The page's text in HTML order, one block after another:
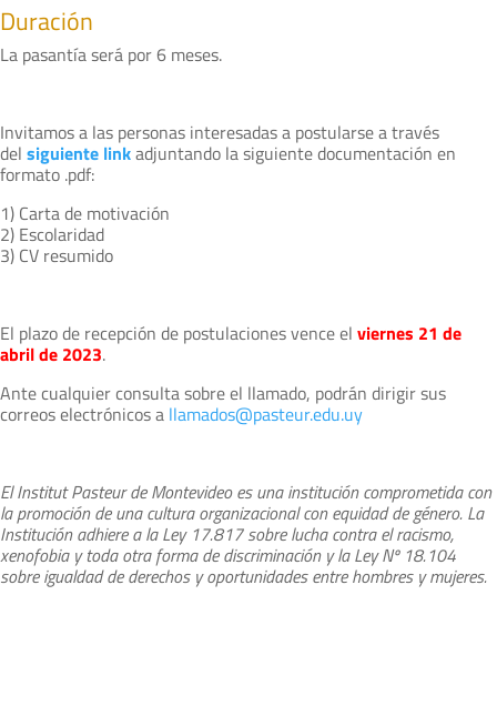
Duración
La pasantía será por 6 meses.
Invitamos a las personas interesadas a postularse a través
del siguiente linkadjuntando la siguiente documentación en
formato .pdf:
1) Carta de motivación
2) Escolaridad
3) CV resumido
El plazo de recepción de postulaciones vence el viernes 21 de
abril de 2023.
Ante cualquier consulta sobre el llamado, podrán dirigir sus
correos electrónicos a llamados@pasteur.edu.uy
El Institut Pasteur de Montevideo es una institución comprometida con
la promoción de una cultura organizacional con equidad de género. La
Institución adhiere a la Ley 17.817 sobre lucha contra el racismo,
xenofobia y toda otra forma de discriminación y la Ley Nº 18.104
sobre igualdad de derechos y oportunidades entre hombres y mujeres.